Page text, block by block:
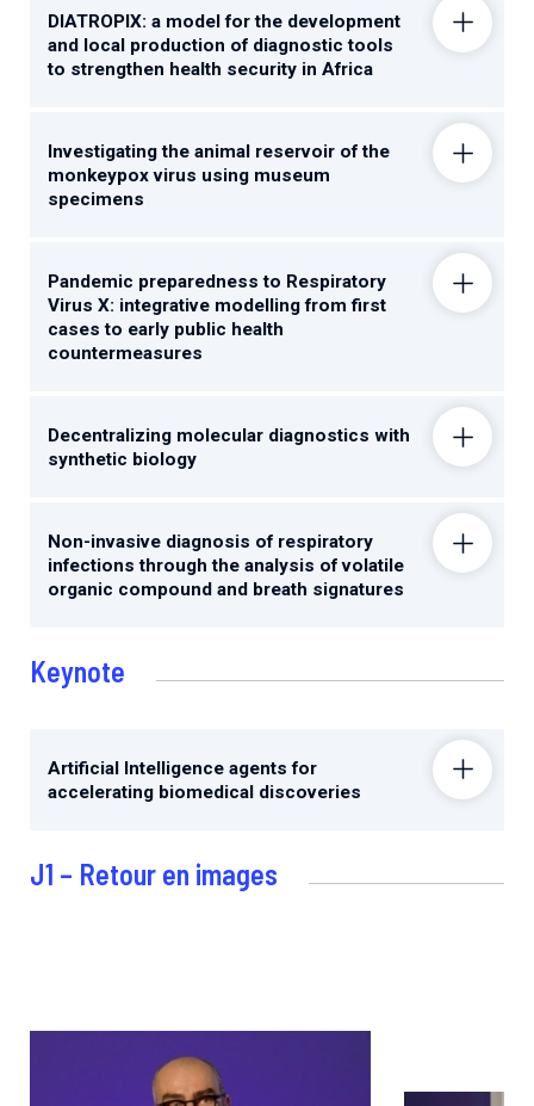
DIATROPIX: a model for the development
and local production of diagnostic tools
to strengthen health security in Africa
Investigating the animal reservoir of the
monkeypox virus using museum
specimens
Pandemic preparedness to Respiratory
Virus X: integrative modelling from first
cases to early public health
countermeasures
Decentralizing molecular diagnostics with
synthetic biology
Non-invasive diagnosis of respiratory
infections through the analysis of volatile
organic compound and breath signatures
Keynote
Artificial Intelligence agents for
accelerating biomedical discoveries
J1 – Retour en images